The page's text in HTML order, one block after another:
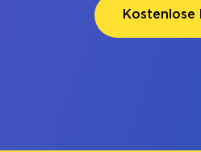
Kostenlose